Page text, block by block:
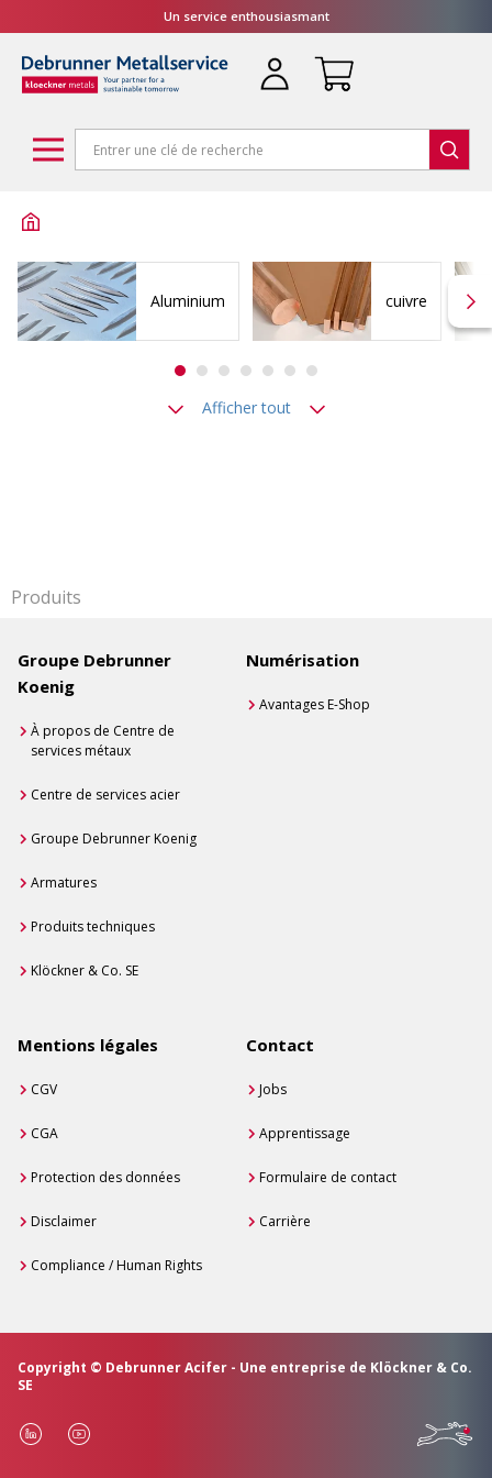
Un service enthousiasmant
Aluminium cuivre
Afficher tout
Produits
Groupe Debrunner
Koenig
À propos de Centre de
services métaux
Centre de services acier
Groupe Debrunner Koenig
Armatures
Produits techniques
Klöckner & Co. SE
Numérisation
Avantages E-Shop
Mentions légales
CGV
CGA
Protection des données
Disclaimer
Compliance / Human Rights
Contact
Jobs
Apprentissage
Formulaire de contact
Carrière
Copyright © Debrunner Acifer - Une entreprise de Klöckner & Co.
SE